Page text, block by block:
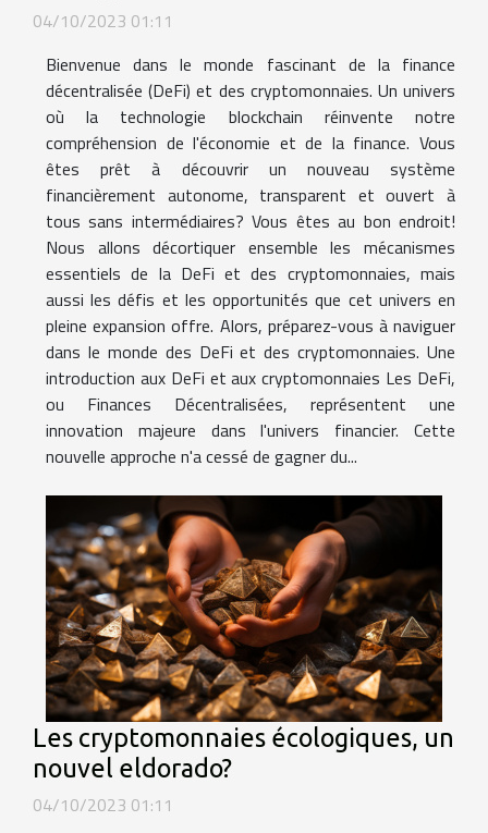
04/10/2023 01:11
Bienvenue dans le monde fascinant de la finance
décentralisée (DeFi) et des cryptomonnaies. Un univers
où la technologie blockchain réinvente notre
compréhension de l'économie et de la finance. Vous
êtes prêt à découvrir un nouveau système
financièrement autonome, transparent et ouvert à
tous sans intermédiaires? Vous êtes au bon endroit!
Nous allons décortiquer ensemble les mécanismes
essentiels de la DeFi et des cryptomonnaies, mais
aussi les défis et les opportunités que cet univers en
pleine expansion offre. Alors, préparez-vous à naviguer
dans le monde des DeFi et des cryptomonnaies. Une
introduction aux DeFi et aux cryptomonnaies Les DeFi,
ou Finances Décentralisées, représentent une
innovation majeure dans l'univers financier. Cette
nouvelle approche n'a cessé de gagner du...
Les cryptomonnaies écologiques, un
nouvel eldorado?
04/10/2023 01:11